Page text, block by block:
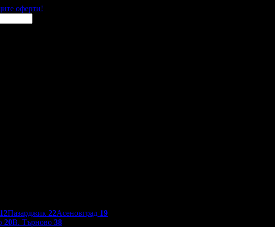
оферти!
12Пазарджик 22Асеновград 19
20В. Търново 38